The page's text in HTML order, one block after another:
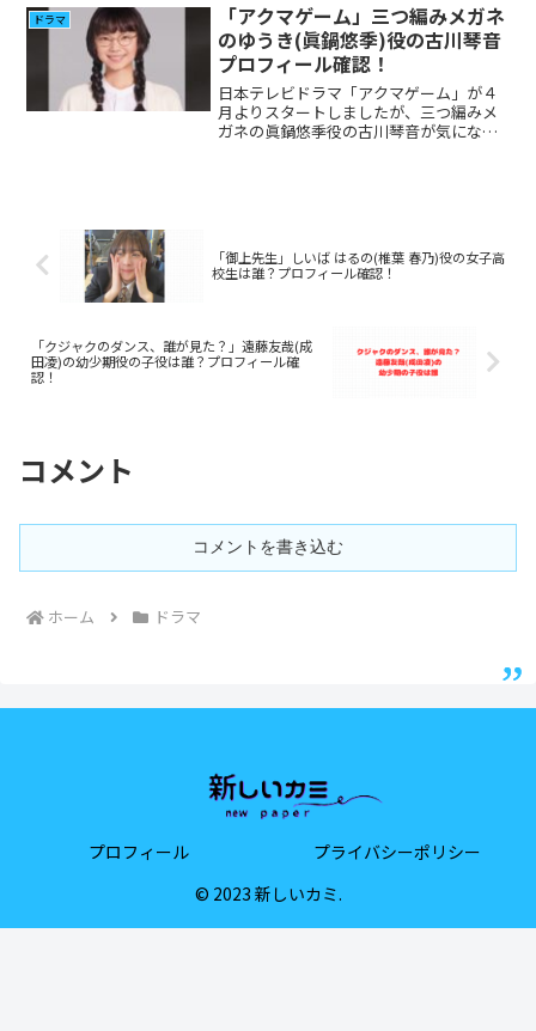
ドラマ
「アクマゲーム」三つ編みメガネ
のゆうき(眞鍋悠季)役の古川琴音
プロフィール確認！
日本テレビドラマ「アクマゲーム」が４
月よりスタートしましたが、三つ編みメ
ガネの眞鍋悠季役の古川琴音が気になる
「御上先生」しいば はるの(椎葉 春乃)役の女子高
校生は誰？プロフィール確認！
「クジャクのダンス、誰が見た？」遠藤友哉(成
田凌)の幼少期役の子役は誰？プロフィール確
認！
コメント
コメントを書き込む
ホーム ドラマ
プロフィール
プライバシーポリシー
© 2023 新しいカミ.